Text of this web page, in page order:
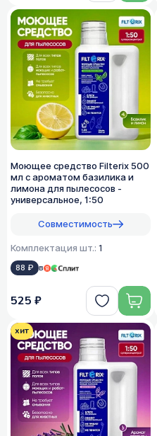
Моющее средство Filterix 500
мл с ароматом базилика и
лимона для пылесосов -
универсальное, 1:50
Совместимость
Комплектация шт.: 1
88 ₽ в
525 ₽
хит